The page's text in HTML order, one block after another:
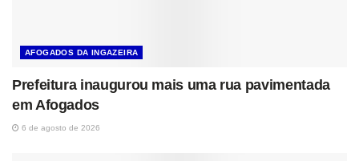
AFOGADOS DA INGAZEIRA
Prefeitura inaugurou mais uma rua pavimentada
em Afogados
6 de agosto de 2026